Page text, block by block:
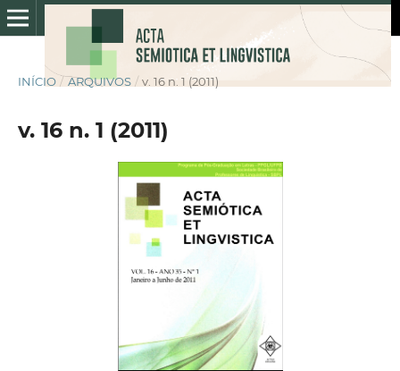
INÍCIO / ARQUIVOS / v. 16 n. 1 (2011)
v. 16 n. 1 (2011)